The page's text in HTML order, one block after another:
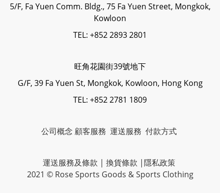
5/F, Fa Yuen Comm. Bldg., 75 Fa Yuen Street, Mongkok,
Kowloon
TEL: +852 2893 2801
旺角花園街39號地下
G/F, 39 Fa Yuen St, Mongkok, Kowloon, Hong Kong
TEL: +852 2781 1809
公司概念 顧客服務 運送服務 付款方式
運送服務及條款 | 換貨條款 |隱私政策
2021 © Rose Sports Goods & Sports Clothing